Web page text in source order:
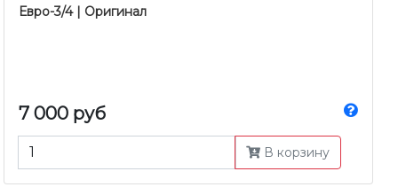
Евро-3/4 | Оригинал
7 000 руб
В корзину